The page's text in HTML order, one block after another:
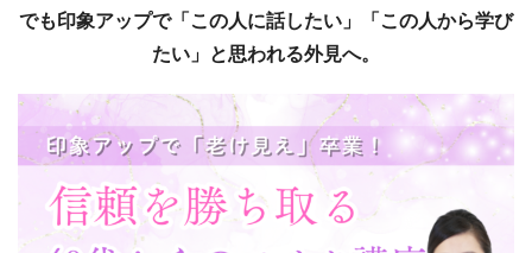
でも印象アップで「この人に話したい」「この人から学び
たい」と思われる外見へ。